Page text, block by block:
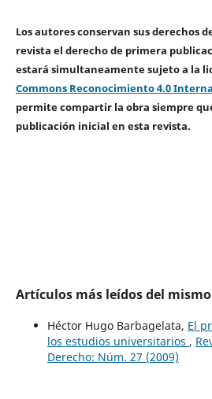
Los autores conservan sus derechos
revista el derecho de primera
estará simultaneamente sujeto a la
Commons Reconocimiento 4.0
permite compartir la obra siempre
publicación inicial en esta revista.
Artículos más leídos del
Héctor Hugo Barbagelata, El
los estudios universitarios ,
Derecho: Núm. 27 (2009)